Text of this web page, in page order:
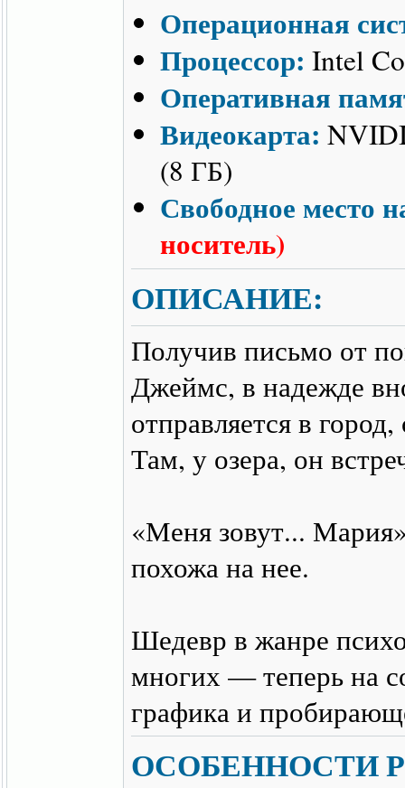
Операционная
Процессор: Intel
Оперативная
Видеокарта:
(8 ГБ)
Свободное место
носитель)
ОПИСАНИЕ:
Получив письмо от
Джеймс, в надежде
отправляется в
Там, у озера, он
«Меня зовут...
похожа на нее.
Шедевр в жанре
многих — теперь на
графика и
ОСОБЕННОСТИ